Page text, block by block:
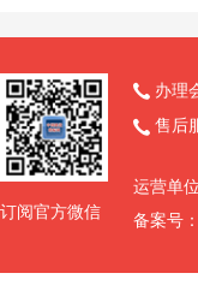
订阅官方微信
 办理
 售后
运营单
备案号